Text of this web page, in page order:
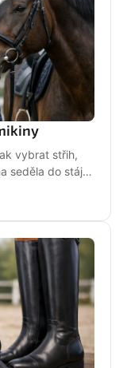
vybrat střih,
seděla do stáje,